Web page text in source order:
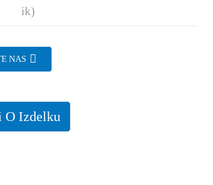
ik)
NAS
O Izdelku